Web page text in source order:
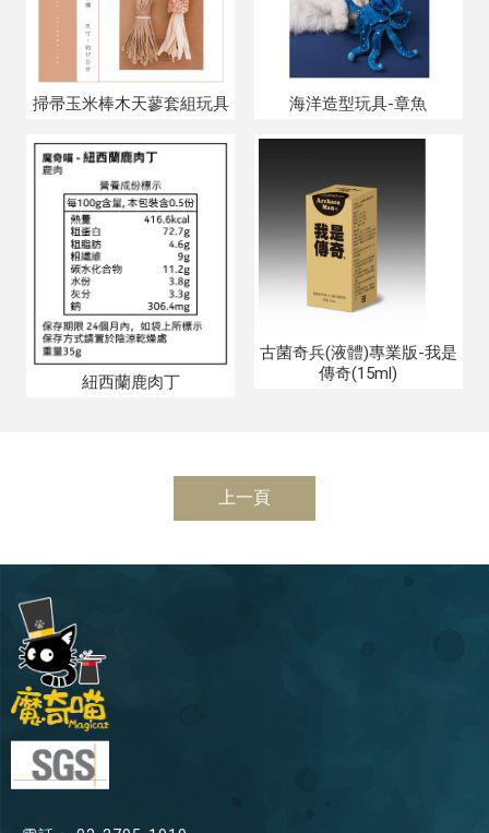
掃帚玉米棒木天蓼套組玩具 海洋造型玩具-章魚
紐西蘭鹿肉丁
古菌奇兵(液體)專業版-我是
傳奇(15ml)
上一頁